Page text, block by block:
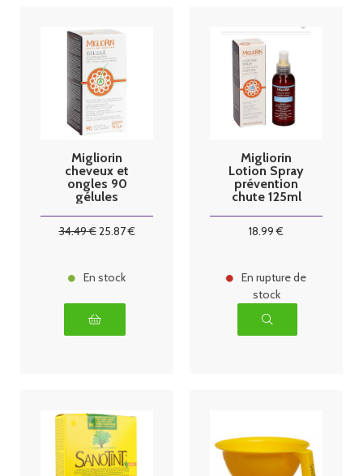
Migliorin
cheveux et
ongles 90
gélules
34.49€25.87€
En stock
Migliorin
Lotion Spray
prévention
chute 125ml
18.99 €
En rupture de
stock